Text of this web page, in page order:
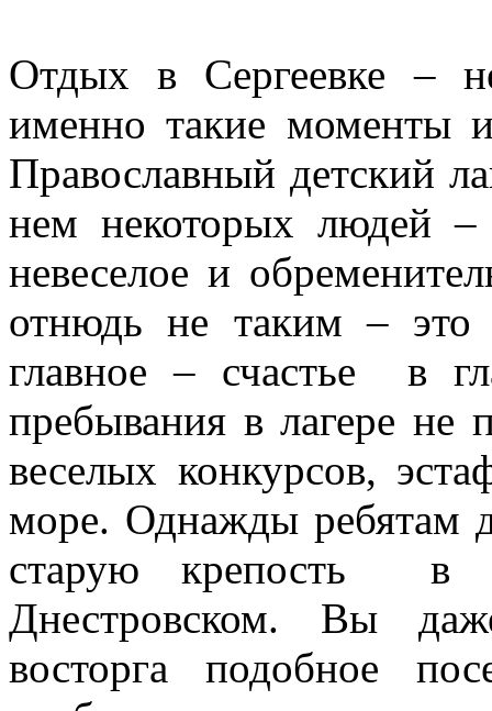
Отдых в Сергеевке –
именно такие моменты
Православный детский
нем некоторых людей –
невеселое и
отнюдь не таким – это
главное – счастье в
пребывания в лагере не
веселых конкурсов,
море. Однажды ребятам
старую крепость в
Днестровском. Вы
восторга подобное